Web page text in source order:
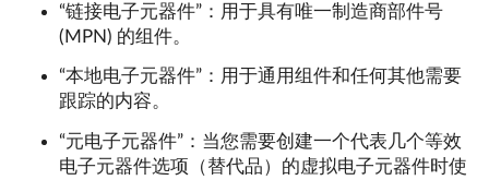
“链接电子元器件”：用于具有唯一制造商部件号
(MPN) 的组件。
“本地电子元器件”：用于通用组件和任何其他需要
跟踪的内容。
“元电子元器件”：当您需要创建一个代表几个等效
电子元器件选项（替代品）的虚拟电子元器件时使